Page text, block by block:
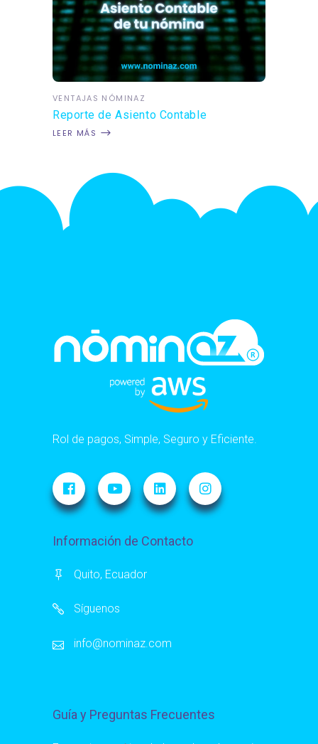
VENTAJAS NÓMINAZ
Reporte de Asiento Contable
LEER MÁS
Rol de pagos, Simple, Seguro y Eficiente.
Información de Contacto
Quito, Ecuador
Síguenos
info@nominaz.com
Guía y Preguntas Frecuentes